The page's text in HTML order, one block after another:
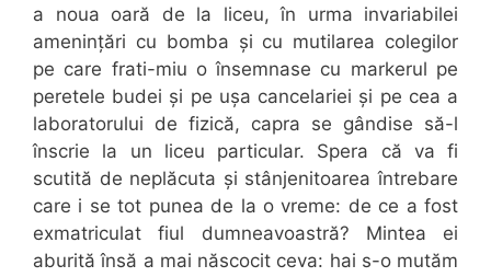
a noua oară de la liceu, în urma invariabilei
amenințări cu bomba și cu mutilarea colegilor
pe care frati-miu o însemnase cu markerul pe
peretele budei și pe ușa cancelariei și pe cea a
laboratorului de fizică, capra se gândise să-l
înscrie la un liceu particular. Spera că va fi
scutită de neplăcuta și stânjenitoarea întrebare
care i se tot punea de la o vreme: de ce a fost
exmatriculat fiul dumneavoastră? Mintea ei
aburită însă a mai născocit ceva: hai s-o mutăm